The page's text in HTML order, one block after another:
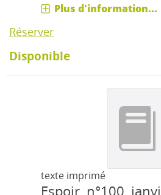
Plus d'information...
Réserver
Disponible
texte imprimé
Espoir, n°100,